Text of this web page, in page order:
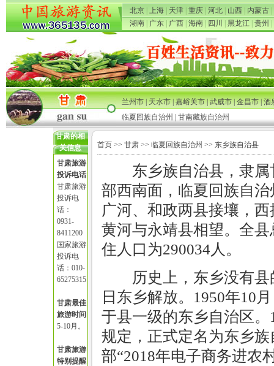
北京 上海 天津 重庆 河北 山西 内蒙古
湖南
广东 广西 海南 四川 黑龙江 贵州
兰州市|天水市|嘉峪关市|武威市|金昌市|酒
临夏回族自治州
甘南藏族自治州
甘肃的相
关信息
甘肃旅游
投诉电话
甘肃旅游
投诉电
话：
0931-
8411200
国家旅游
投诉电
话：010-
65275315
甘肃最佳
旅游时间
5-10月。
甘肃旅游
特别提醒
首页>> 甘肃>> 临夏回族自治州 >> 东乡族自治县
东乡族自治县，隶
部西南面，临夏回族自
广河、和政两县接壤，
黄河与永靖县相望。全
住人口为290034人。
历史上，东乡没有
日东乡解放。1950年10
于县一级的东乡自治区
规定，正式定名为东乡
部“2018年电子商务进农